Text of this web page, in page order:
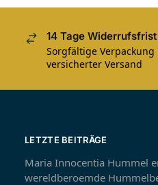
14 Tage Widerrufsfrist
Sorgfältige Verpackung
versicherter Versand
LETZTE BEITRÄGE
Maria Innocentia Hummel
wereldberoemde